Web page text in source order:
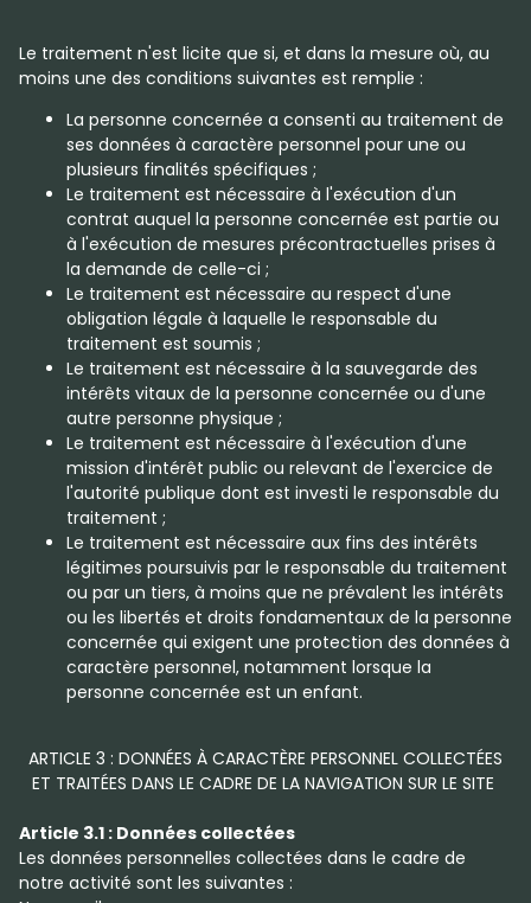
Le traitement n'est licite que si, et dans la mesure où, au
moins une des conditions suivantes est remplie :
La personne concernée a consenti au traitement de
ses données à caractère personnel pour une ou
plusieurs finalités spécifiques ;
Le traitement est nécessaire à l'exécution d'un
contrat auquel la personne concernée est partie ou
à l'exécution de mesures précontractuelles prises à
la demande de celle-ci ;
Le traitement est nécessaire au respect d'une
obligation légale à laquelle le responsable du
traitement est soumis ;
Le traitement est nécessaire à la sauvegarde des
intérêts vitaux de la personne concernée ou d'une
autre personne physique ;
Le traitement est nécessaire à l'exécution d'une
mission d'intérêt public ou relevant de l'exercice de
l'autorité publique dont est investi le responsable du
traitement ;
Le traitement est nécessaire aux fins des intérêts
légitimes poursuivis par le responsable du traitement
ou par un tiers, à moins que ne prévalent les intérêts
ou les libertés et droits fondamentaux de la personne
concernée qui exigent une protection des données à
caractère personnel, notamment lorsque la
personne concernée est un enfant.
ARTICLE 3 : DONNÉES À CARACTÈRE PERSONNEL COLLECTÉES
ET TRAITÉES DANS LE CADRE DE LA NAVIGATION SUR LE SITE
Article 3.1 : Données collectées
Les données personnelles collectées dans le cadre de
notre activité sont les suivantes :